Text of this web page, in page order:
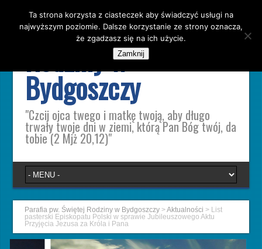
Parafia pw. Świętej
Rodziny w
Bydgoszczy
"Czcij ojca twego i matkę twoją, aby długo
trwały twoje dni w ziemi, którą Pan Bóg twój, da
tobie (2 Mjż 20,12)"
Parafia pw. Świętej Rodziny w Bydgoszczy >Aktualności > List
pasterski Episkopatu Polski w sprawie Jubileuszowego Aktu
Przyjęcia Jezusa za Króla i Pana
Ta strona korzysta z ciasteczek aby świadczyć usługi na
najwyższym poziomie. Dalsze korzystanie ze strony oznacza,
że zgadzasz się na ich użycie.
Zamknij